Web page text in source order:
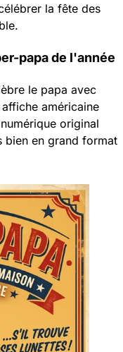
la fête des
papa de l'année
le papa avec
américaine
original
bien en grand format